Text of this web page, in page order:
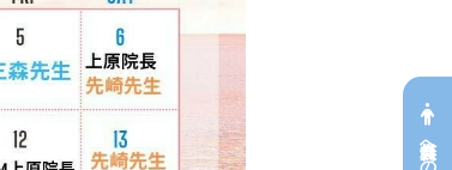
無料会員への申込